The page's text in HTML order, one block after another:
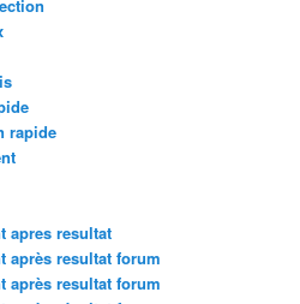
rapide
apres resultat
après resultat forum
après resultat forum